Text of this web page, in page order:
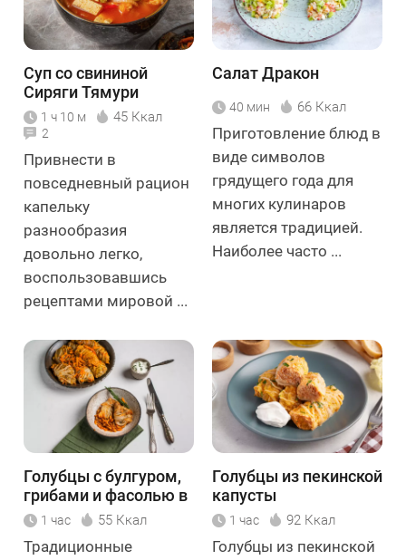
Суп со свининой
Сиряги Тямури
1 ч 10 м 45 Ккал
2
Привнести в
повседневный рацион
капельку
разнообразия
довольно легко,
воспользовавшись
рецептами мировой ...
Салат Дракон
40 мин 66 Ккал
Приготовление блюд в
виде символов
грядущего года для
многих кулинаров
является традицией.
Наиболее часто ...
Голубцы с булгуром,
грибами и фасолью в
томатном соусе
1 час 55 Ккал
Традиционные
Голубцы из пекинской
капусты
1 час 92 Ккал
Голубцы из пекинской